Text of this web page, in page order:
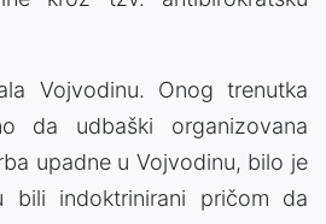
Vojvodinu. Onog trenutka
da udbaški organizovana
upadne u Vojvodinu, bilo je
indoktrinirani pričom da